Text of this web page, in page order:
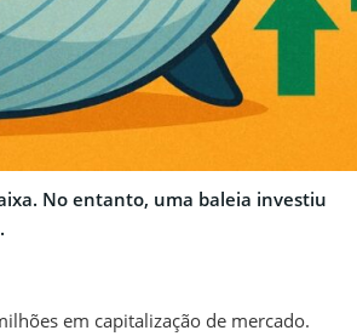
No entanto, uma baleia investiu
em capitalização de mercado.